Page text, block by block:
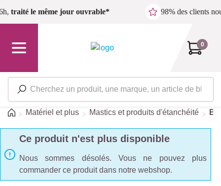
Passer au contenu principal
traité le même jour ouvrable* 98% des clients
0
Accueil
Matériel et plus Mastics et produits d'étanchéité
Ce produit n'est plus disponible
Nous sommes désolés. Vous ne pouvez plus
commander ce produit dans notre webshop.